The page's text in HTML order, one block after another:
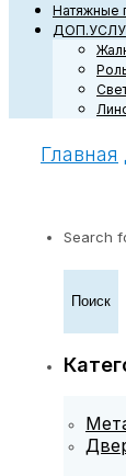
Натяжные
Главная
Search